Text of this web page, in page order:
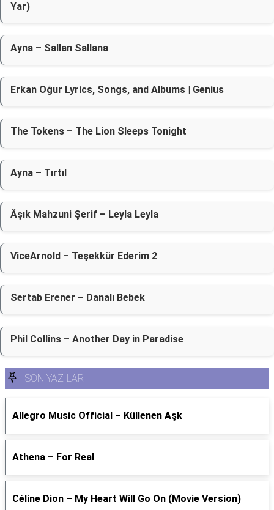
Yar)
Ayna – Sallan Sallana
Erkan Oğur Lyrics, Songs, and Albums | Genius
The Tokens – The Lion Sleeps Tonight
Ayna – Tırtıl
Âşık Mahzuni Şerif – Leyla Leyla
ViceArnold – Teşekkür Ederim 2
Sertab Erener – Danalı Bebek
Phil Collins – Another Day in Paradise
SON YAZILAR
Allegro Music Official – Küllenen Aşk
Athena – For Real
Céline Dion – My Heart Will Go On (Movie Version)